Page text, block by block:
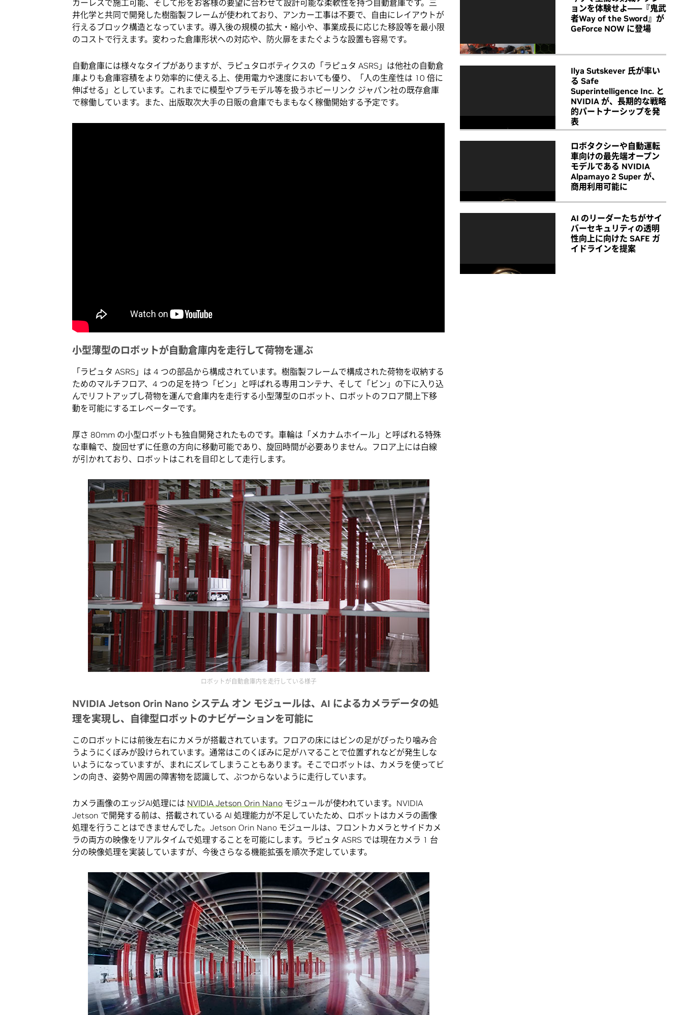
カーレスで施工可能、そして形をお客様の要望に合わせて設計可能な柔軟性を持つ自動倉庫です。三
井化学と共同で開発した樹脂製フレームが使われており、アンカー工事は不要で、自由にレイアウトが
行えるブロック構造となっています。導入後の規模の拡大・縮小や、事業成長に応じた移設等を最小限
のコストで行えます。変わった倉庫形状への対応や、防火扉をまたぐような設置も容易です。
自動倉庫には様々なタイプがありますが、ラピュタロボティクスの「ラピュタ ASRS」は他社の自動倉
庫よりも倉庫容積をより効率的に使える上、使用電力や速度においても優り、「人の生産性は 10 倍に
伸ばせる」としています。これまでに模型やプラモデル等を扱うホビーリンク ジャパン社の既存倉庫
で稼働しています。また、出版取次大手の日販の倉庫でもまもなく稼働開始する予定です。
小型薄型のロボットが自動倉庫内を走行して荷物を運ぶ
「ラピュタ ASRS」は 4 つの部品から構成されています。樹脂製フレームで構成された荷物を収納する
ためのマルチフロア、4 つの足を持つ「ビン」と呼ばれる専用コンテナ、そして「ビン」の下に入り込
んでリフトアップし荷物を運んで倉庫内を走行する小型薄型のロボット、ロボットのフロア間上下移
動を可能にするエレベーターです。
厚さ 80mm の小型ロボットも独自開発されたものです。車輪は「メカナムホイール」と呼ばれる特殊
な車輪で、旋回せずに任意の方向に移動可能であり、旋回時間が必要ありません。フロア上には白線
が引かれており、ロボットはこれを目印として走行します。
ロボットが自動倉庫内を走行している様子
NVIDIA Jetson Orin Nano システム オン モジュールは、AI によるカメラデータの処
理を実現し、自律型ロボットのナビゲーションを可能に
このロボットには前後左右にカメラが搭載されています。フロアの床にはビンの足がぴったり噛み合
うようにくぼみが設けられています。通常はこのくぼみに足がハマることで位置ずれなどが発生しな
いようになっていますが、まれにズレてしまうこともあります。そこでロボットは、カメラを使ってビ
ンの向き、姿勢や周囲の障害物を認識して、ぶつからないように走行しています。
カメラ画像のエッジAI処理には NVIDIA Jetson Orin Nano モジュールが使われています。NVIDIA
Jetson で開発する前は、搭載されている AI 処理能力が不足していたため、ロボットはカメラの画像
処理を行うことはできませんでした。Jetson Orin Nano モジュールは、フロントカメラとサイドカメ
ラの両方の映像をリアルタイムで処理することを可能にします。ラピュタ ASRS では現在カメラ 1 台
分の映像処理を実装していますが、今後さらなる機能拡張を順次予定しています。
ョンを体験せよ――『鬼武
者Way of the Sword』が
GeForce NOW に登場
Ilya Sutskever 氏が率い
る Safe
Superintelligence Inc. と
NVIDIA が、長期的な戦略
的パートナーシップを発
表
ロボタクシーや自動運転
車向けの最先端オープン
モデルである NVIDIA
Alpamayo 2 Super が、
商用利用可能に
AI のリーダーたちがサイ
バーセキュリティの透明
性向上に向けた SAFE ガ
イドラインを提案